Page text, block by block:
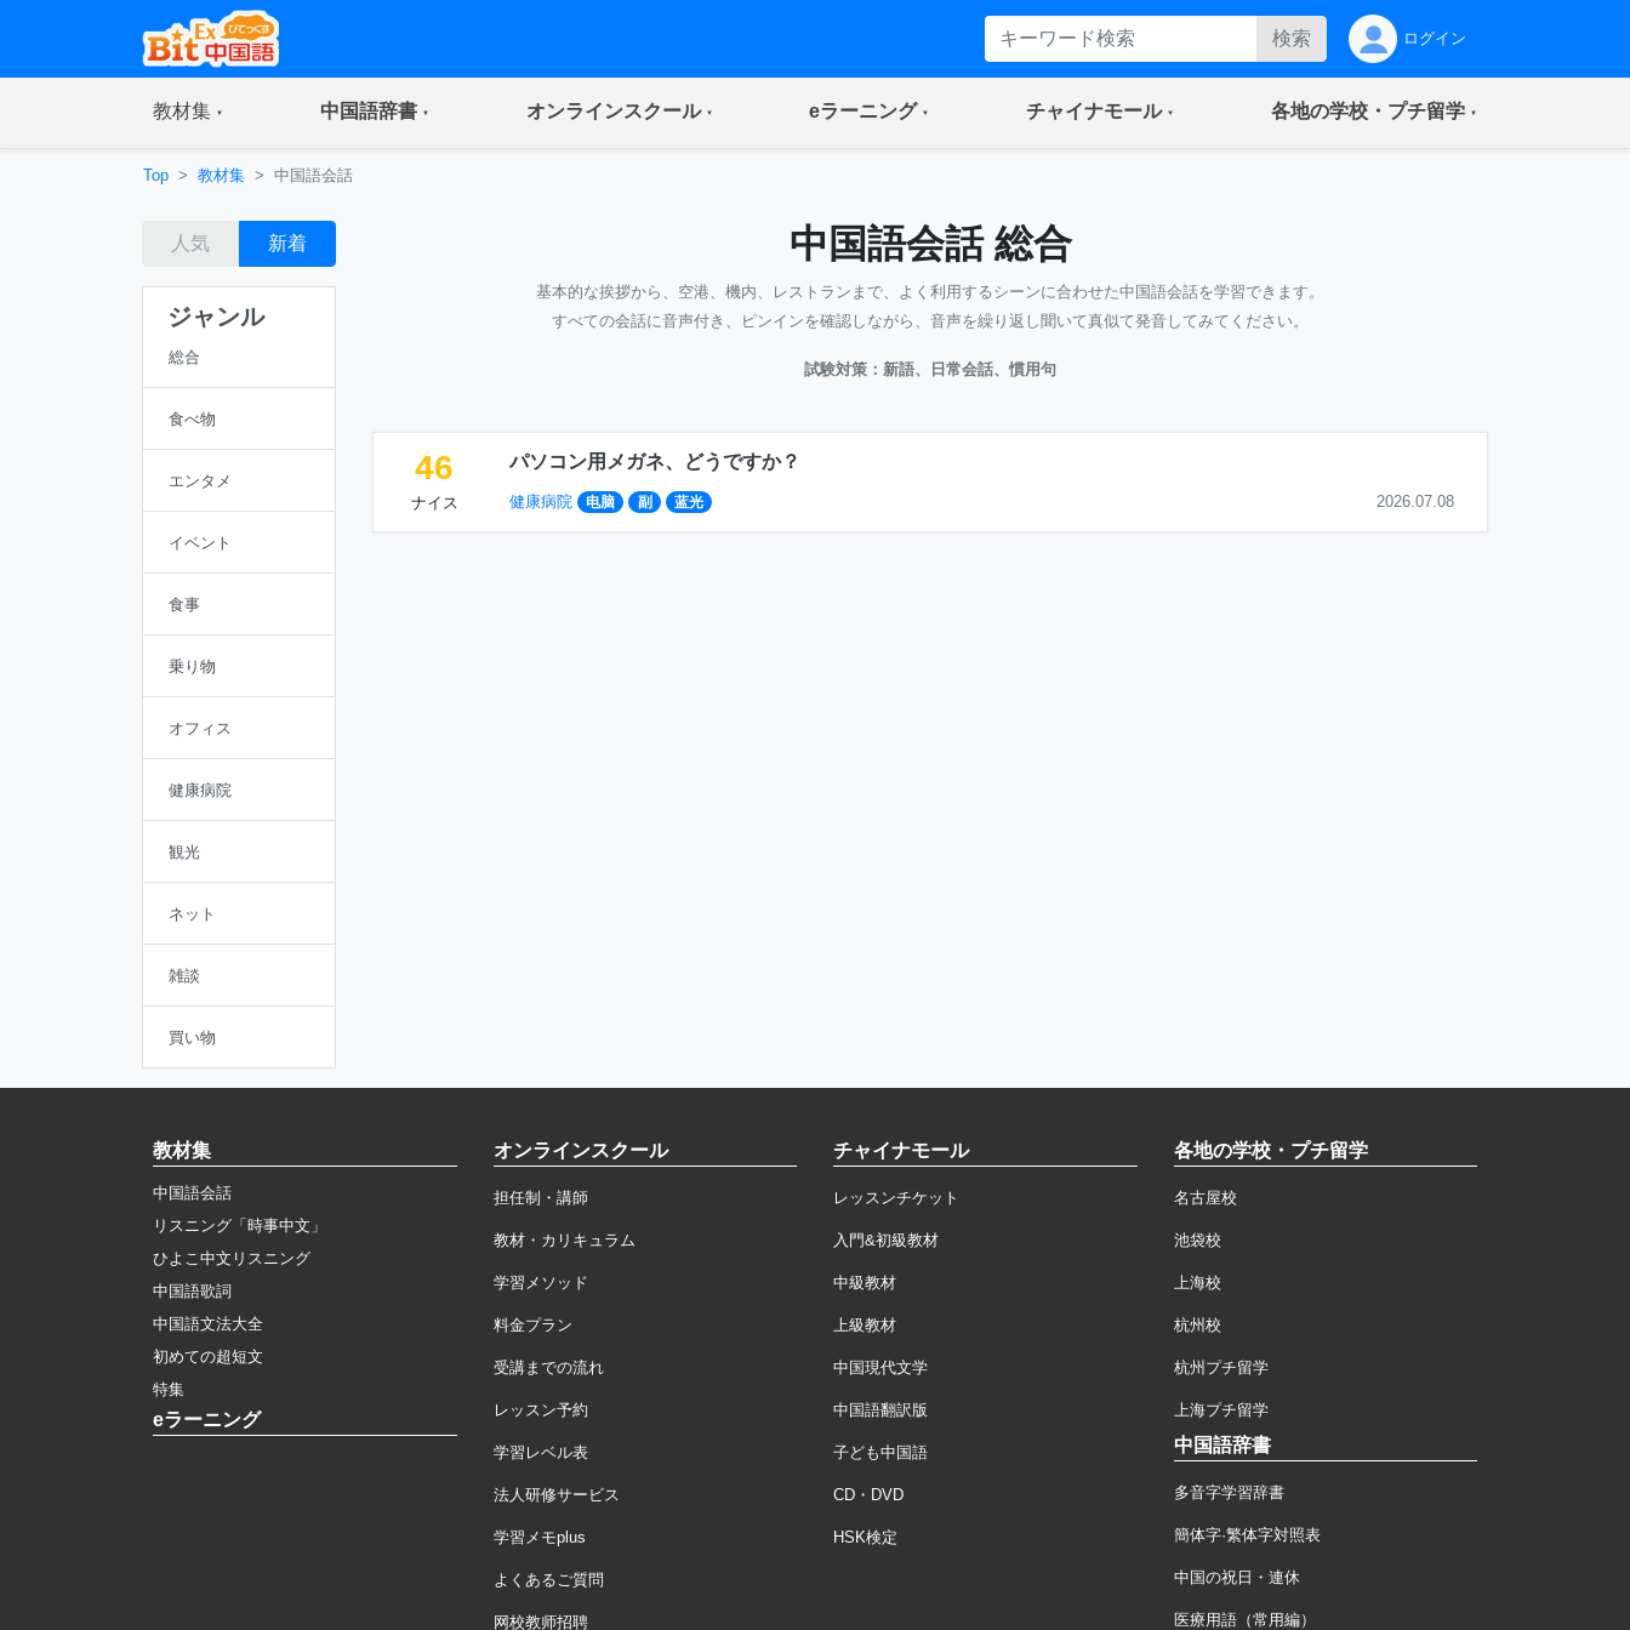
検索 ログイン
教材集(current) 中国語辞書(current) オンラインスクール(current) eラーニング(current) チャイナモール(current) 各地の学校・プチ留学(current)
Top 教材集 中国語会話
人気 新着
ジャンル
総合
食べ物
エンタメ
イベント
食事
乗り物
オフィス
健康病院
観光
ネット
雑談
買い物
中国語会話 総合
基本的な挨拶から、空港、機内、レストランまで、よく利用するシーンに合わせた中国語会話を学習できます。
すべての会話に音声付き、ピンインを確認しながら、音声を繰り返し聞いて真似て発音してみてください。
試験対策：新語、日常会話、慣用句
46
ナイス
パソコン用メガネ、どうですか？
健康病院 电脑 副 蓝光 2026.07.08
教材集
中国語会話
リスニング「時事中文」
ひよこ中文リスニング
中国語歌詞
中国語文法大全
初めての超短文
特集
eラーニング
オンラインスクール
担任制・講師
教材・カリキュラム
学習メソッド
料金プラン
受講までの流れ
レッスン予約
学習レベル表
法人研修サービス
学習メモplus
よくあるご質問
网校教师招聘
チャイナモール
レッスンチケット
入門&初級教材
中級教材
上級教材
中国現代文学
中国語翻訳版
子ども中国語
CD・DVD
HSK検定
各地の学校・プチ留学
名古屋校
池袋校
上海校
杭州校
杭州プチ留学
上海プチ留学
中国語辞書
多音字学習辞書
簡体字·繁体字対照表
中国の祝日・連休
医療用語（常用編）